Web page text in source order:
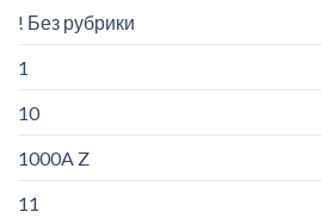
! Без рубрики
1
10
1000A Z
11